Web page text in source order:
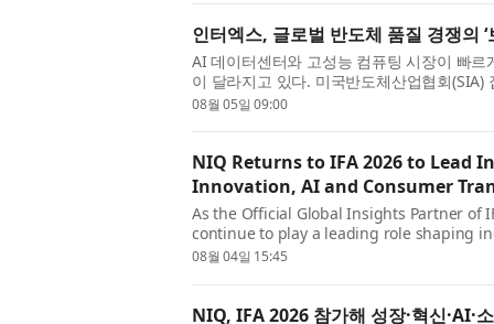
인터엑스, 글로벌 반도체 품질 경쟁의
AI 데이터센터와 고성능 컴퓨팅 시장이 빠
이 달라지고 있다. 미국반도체산업협회
달러로 전년 동월 대비 61.8% 급증했...
08월 05일 09:00
NIQ Returns to IFA 2026 to Lead
Innovation, AI and Consumer
As the Official Global Insights Partner of
continue to play a leading role shaping
AI-driven intelligence, and human insig...
08월 04일 15:45
NIQ, IFA 2026 참가해 성장·혁신·AI·